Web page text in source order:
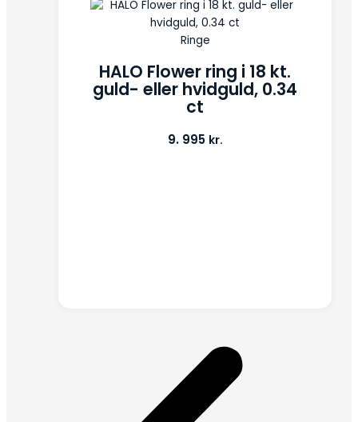
Ringe
HALO Flower ring i 18 kt.
guld- eller hvidguld, 0.34
ct
9. 995 kr.